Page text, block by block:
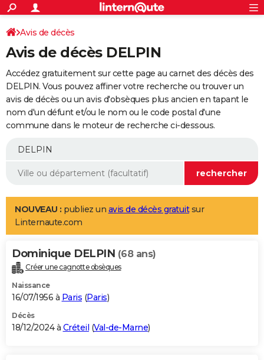
ACTUALITÉS
Politique
Société
Faits Divers
Education
Monde
Villes
+
SPORT
Coupe du monde 2026
Football
Tennis
Cyclisme
Rugby
Forum
Programme TV
TNT
Streaming
Cinéma
Sorties cinéma
Musique
+
FINANCE
Retraite
Epargne
Immobilier
Risques naturels par ville
Banque
Assurance
AUTO
Essais
Réserver un essai
Citadines
Berlines
SUV
Forum auto
+
Mobiles
Meilleur smartphone
Internet
Ordinateurs
Jeux vidéo
Guide high-tech
Aménagement intérieur
LIFESTYLE
Art de vivre
Bien-être
Loisirs
Mode
Modes de vie
Alimentation
Guide de la santé
Maladies
Médicaments
Sommeil
VOYAGE
Destinations
City break
Voyage nature
Voyage de noces
Forum
Climat
+PHOTO
GUIDES D'ACHAT
BONS PLANS
Avis de décès
Avis de décès DELPIN
Accédez gratuitement sur cette page au carnet des décès des
DELPIN. Vous pouvez affiner votre recherche ou trouver un
avis de décès ou un avis d'obsèques plus ancien en tapant le
nom d'un défunt et/ou le nom ou le code postal d'une
commune dans le moteur de recherche ci-dessous.
NOUVEAU : publiez un avis de décès gratuitsur
Linternaute.com
Dominique DELPIN (68 ans)
Créer une cagnotte obsèques
Naissance
16/07/1956 à Paris (Paris)
Décès
18/12/2024 à Créteil (Val-de-Marne)